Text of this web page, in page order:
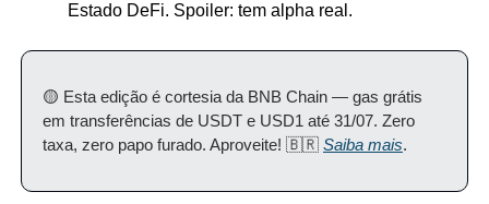
Estado DeFi. Spoiler: tem alpha real.
🟡 Esta edição é cortesia da BNB Chain — gas grátis
em transferências de USDT e USD1 até 31/07. Zero
taxa, zero papo furado. Aproveite! 🇧🇷 Saiba mais.